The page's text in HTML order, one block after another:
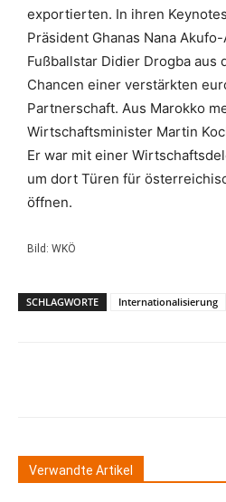
exportierten. In ihren
Präsident Ghanas Nana
Fußballstar Didier Drogba aus
Chancen einer verstärkten
Partnerschaft. Aus Marokko
Wirtschaftsminister Martin
Er war mit einer
um dort Türen für
öffnen.
Bild: WKÖ
SCHLAGWORTE Internationalisierung
Verwandte Artikel